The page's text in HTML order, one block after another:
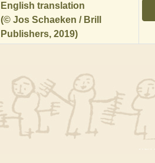
English translation
(© Jos Schaeken / Brill
Publishers, 2019)